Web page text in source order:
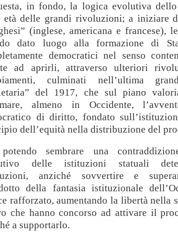
in fondo, la logica evolutiva
età delle grandi rivoluzioni; a iniziare
(inglese, americana e francese),
dato luogo alla formazione di
democratici nel senso
ad aprirli, attraverso ulteriori
culminati nell’ultima
del 1917, che sul piano
almeno in Occidente,
di diritto, fondato
dell’equità nella distribuzione del
sembrare una
delle istituzioni statuali
anziché sovvertire e
della fantasia istituzionale
rafforzato, aumentando la libertà nella
che hanno concorso ad attivare il
a supportarlo.